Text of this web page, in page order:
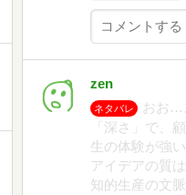
zen
ネタバレ
おお…
「深さ」で、
生の体験が強
アイデアの質
知的生産の文